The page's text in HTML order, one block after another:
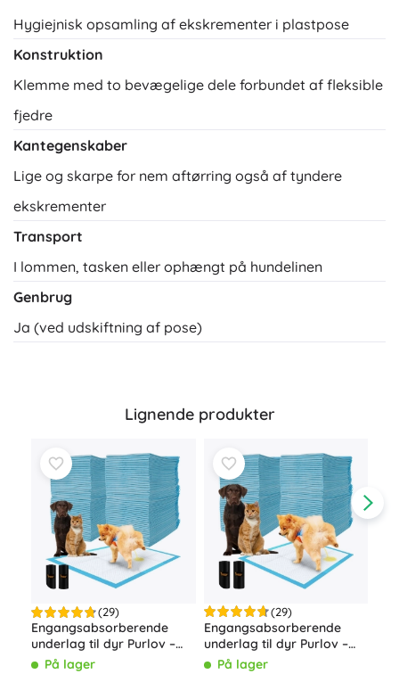
Hygiejnisk opsamling af ekskrementer i plastpose
Konstruktion
Klemme med to bevægelige dele forbundet af fleksible
fjedre
Kantegenskaber
Lige og skarpe for nem aftørring også af tyndere
ekskrementer
Transport
I lommen, tasken eller ophængt på hundelinen
Genbrug
Ja (ved udskiftning af pose)
Lignende produkter
(29)
Engangsabsorberende
underlag til dyr Purlov –
60x90 cm, 100 stk
På lager
(29)
Engangsabsorberende
underlag til dyr Purlov –
60x60 cm, 100 stk
På lager